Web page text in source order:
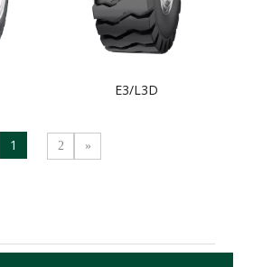
Е3/L3D
1 2 »